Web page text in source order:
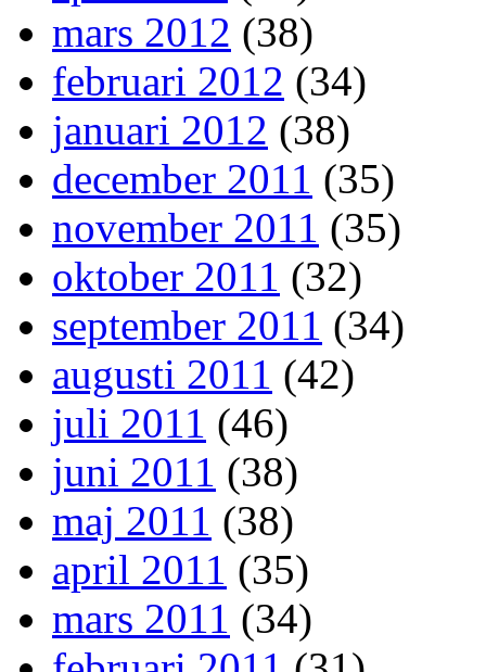
mars 2012 (38)
februari 2012 (34)
januari 2012 (38)
december 2011 (35)
november 2011 (35)
oktober 2011 (32)
september 2011 (34)
augusti 2011 (42)
juli 2011 (46)
juni 2011 (38)
maj 2011 (38)
april 2011 (35)
mars 2011 (34)